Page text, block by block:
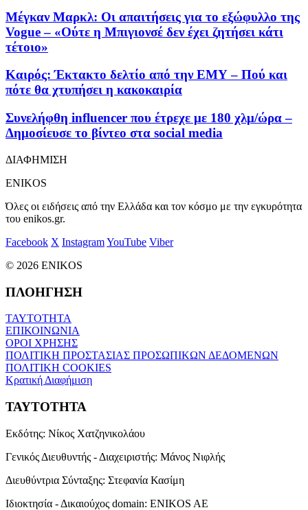
Μέγκαν Μαρκλ: Οι απαιτήσεις για το εξώφυλλο της
Vogue – «Ούτε η Μπιγιονσέ δεν έχει ζητήσει κάτι
τέτοιο»
Καιρός: Έκτακτο δελτίο από την ΕΜΥ – Πού και
πότε θα χτυπήσει η κακοκαιρία
Συνελήφθη influencer που έτρεχε με 180 χλμ/ώρα –
Δημοσίευσε το βίντεο στα social media
ΔΙΑΦΗΜΙΣΗ
ENIKOS
Όλες οι ειδήσεις από την Ελλάδα και τον κόσμο με την εγκυρότητα
του enikos.gr.
Facebook X InstagramYouTube Viber
© 2026 ENIKOS
ΠΛΟΗΓΗΣΗ
ΤΑΥΤΟΤΗΤΑ
ΕΠΙΚΟΙΝΩΝΙΑ
ΟΡΟΙ ΧΡΗΣΗΣ
ΠΟΛΙΤΙΚΗ ΠΡΟΣΤΑΣΙΑΣ ΠΡΟΣΩΠΙΚΩΝ ΔΕΔΟΜΕΝΩΝ
ΠΟΛΙΤΙΚΗ COOKIES
Κρατική Διαφήμιση
ΤΑΥΤΟΤΗΤΑ
Εκδότης: Νίκος Χατζηνικολάου
Γενικός Διευθυντής - Διαχειριστής: Μάνος Νιφλής
Διευθύντρια Σύνταξης: Στεφανία Κασίμη
Ιδιοκτησία - Δικαιούχος domain: ENIKOS AE